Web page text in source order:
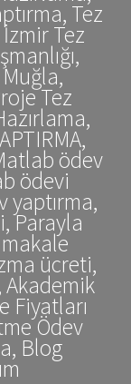
Tez
Tez
Tez
ödev
ödevi
yaptırma,
Parayla
ücreti,
Akademik
Fiyatları
Ödev
Blog